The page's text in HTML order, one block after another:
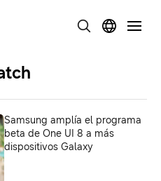
Samsung amplía el programa
beta de One UI 8 a más
dispositivos Galaxy